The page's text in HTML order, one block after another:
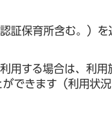
証保育所含む。）
用する場合は、利
できます（利用状